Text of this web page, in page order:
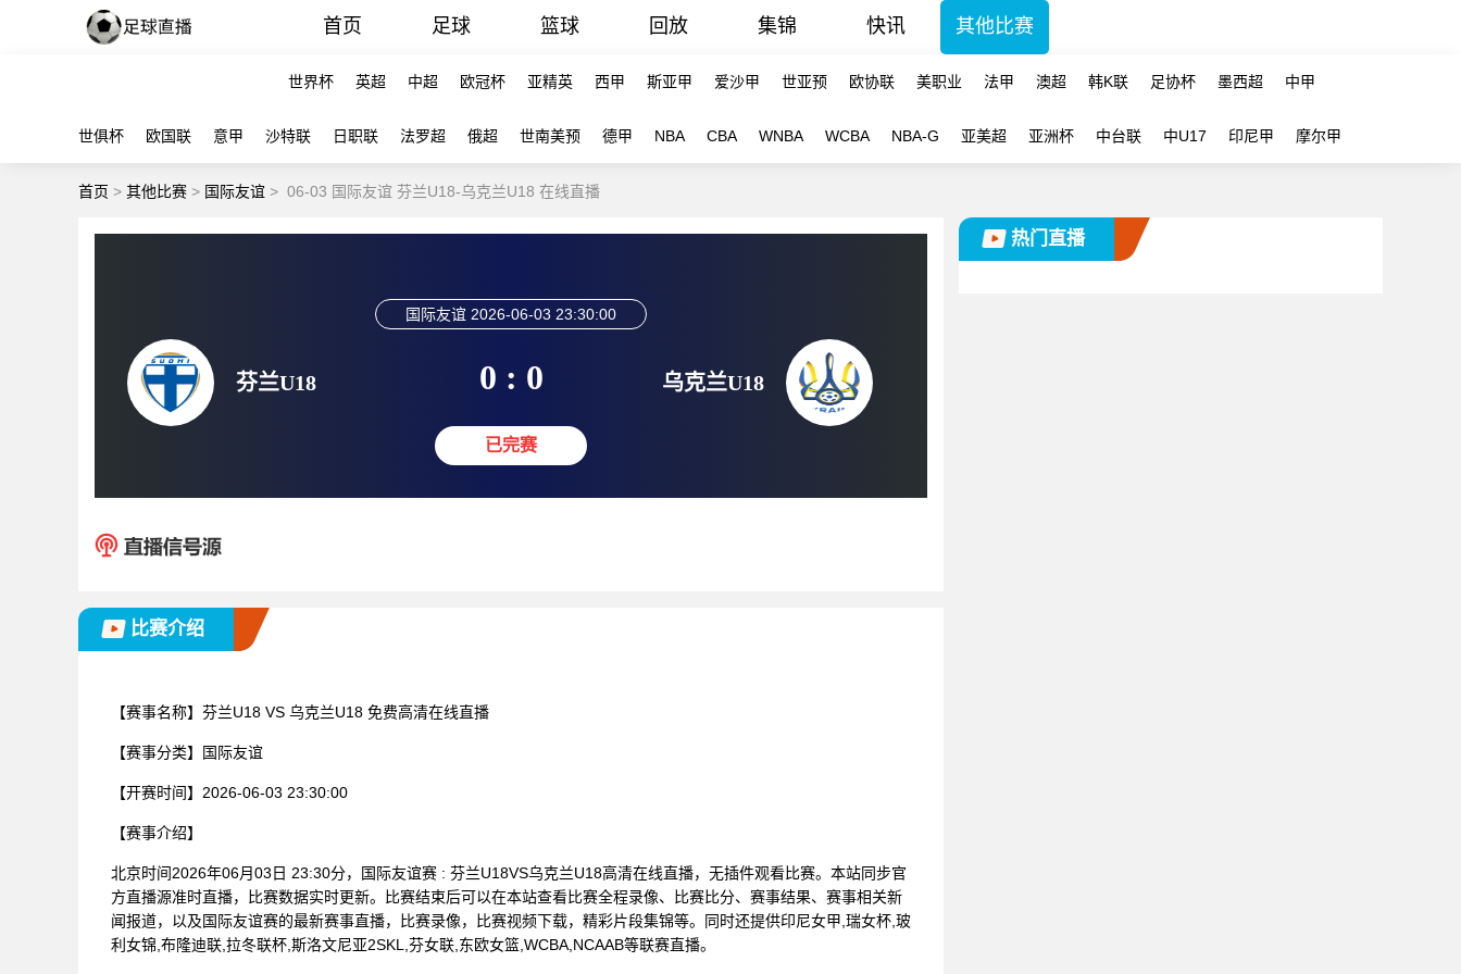
首页 足球 篮球 回放 集锦 快讯 其他比赛
世界杯 英超 中超 欧冠杯 亚精英 西甲 斯亚甲 爱沙甲 世亚预 欧协联 美职业 法甲 澳超 韩K联 足协杯 墨西超 中甲
世俱杯 欧国联 意甲 沙特联 日职联 法罗超 俄超 世南美预 德甲 NBA CBA WNBA WCBA NBA-G 亚美超 亚洲杯 中台联 中U17 印尼甲 摩尔甲
首页 > 其他比赛 > 国际友谊 > 06-03 国际友谊 芬兰U18-乌克兰U18 在线直播
芬兰U18
国际友谊 2026-06-03 23:30:00
0 : 0
已完赛
乌克兰U18
比赛介绍
【赛事名称】 芬兰U18 VS 乌克兰U18 免费高清在线直播
【赛事分类】 国际友谊
【开赛时间】 2026-06-03 23:30:00
【赛事介绍】
北京时间2026年06月03日 23:30分，国际友谊赛 : 芬兰U18VS乌克兰U18高清在线直播，无插件观看比赛。本站同步官
方直播源准时直播，比赛数据实时更新。比赛结束后可以在本站查看比赛全程录像、比赛比分、赛事结果、赛事相关新
闻报道，以及国际友谊赛的最新赛事直播，比赛录像，比赛视频下载，精彩片段集锦等。同时还提供印尼女甲,瑞女杯,玻
利女锦,布隆迪联,拉冬联杯,斯洛文尼亚2SKL,芬女联,东欧女篮,WCBA,NCAAB等联赛直播。
热门直播